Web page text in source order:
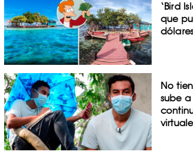
‘Bird
que
No
sube